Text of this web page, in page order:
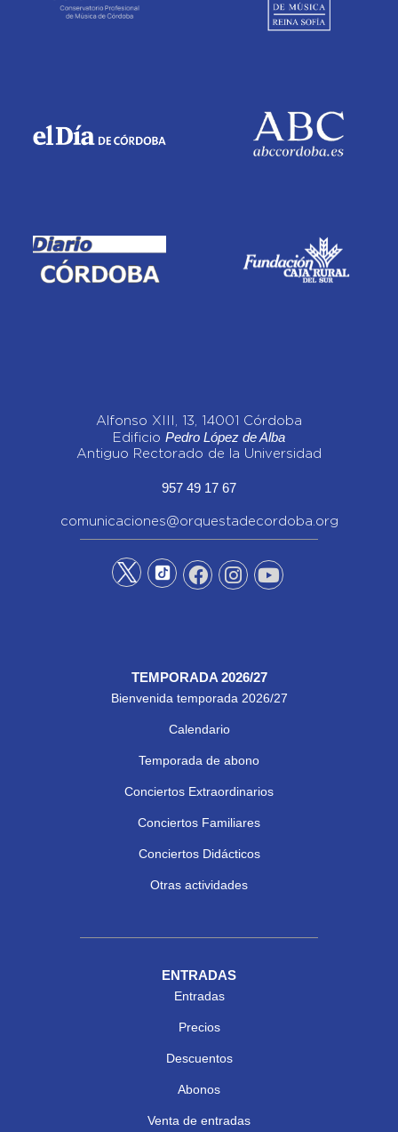
Alfonso XIII, 13, 14001 Córdoba
Edificio Pedro López de Alba
Antiguo Rectorado de la Universidad
957 49 17 67
comunicaciones@orquestadecordoba.org
TEMPORADA 2026/27
Bienvenida temporada 2026/27
Calendario
Temporada de abono
Conciertos Extraordinarios
Conciertos Familiares
Conciertos Didácticos
Otras actividades
ENTRADAS
Entradas
Precios
Descuentos
Abonos
Venta de entradas